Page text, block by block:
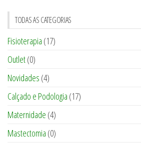
TODAS AS CATEGORIAS
Fisioterapia (17)
Outlet(0)
Novidades (4)
Calçado e Podologia (17)
Maternidade (4)
Mastectomia (0)